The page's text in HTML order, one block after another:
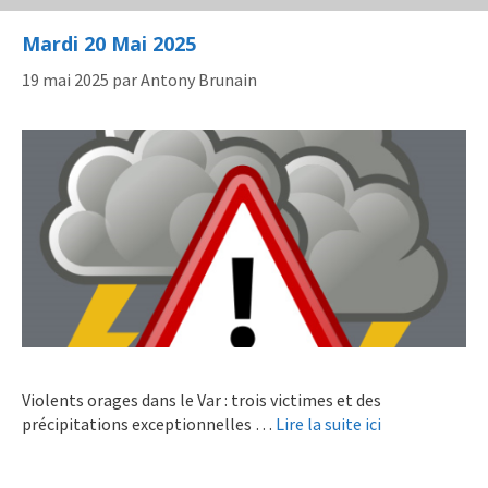
Mardi 20 Mai 2025
19 mai 2025 parAntony Brunain
Violents orages dans le Var : trois victimes et des
précipitations exceptionnelles … Lire la suite ici